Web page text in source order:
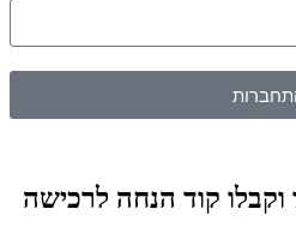
וקבלו קוד הנחה לרכישה